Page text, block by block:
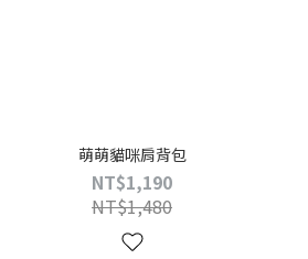
萌萌貓咪肩背包
NT$1,190
NT$1,480